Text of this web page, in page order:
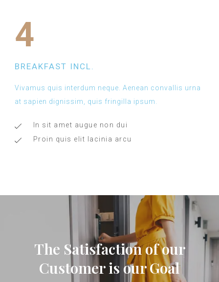
4
BREAKFAST INCL.
Vivamus quis interdum neque. Aenean convallis urna
at sapien dignissim, quis fringilla ipsum.
In sit amet augue non dui
Proin quis elit lacinia arcu
The Satisfaction of our
Customer is our Goal